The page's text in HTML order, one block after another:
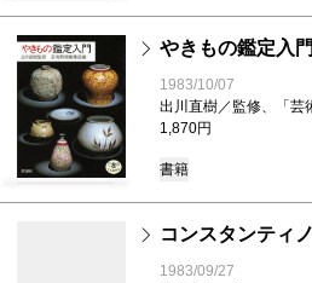
やきもの鑑定入門
1983/10/07
出川直樹／監修、「芸
1,870円
書籍
コンスタンティ
1983/09/27